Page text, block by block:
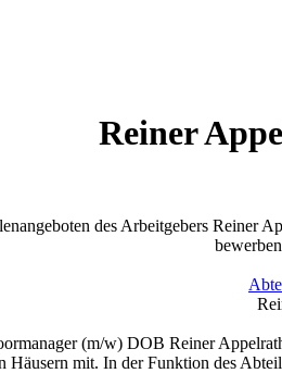
Reiner
des Arbeitgebers Reiner
(m/w) DOB Reiner
Häusern mit. In der Funktion des